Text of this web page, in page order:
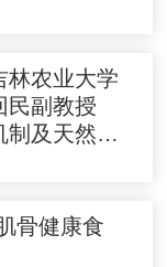
林农业大学
民副教授
制及天然活
骨健康食